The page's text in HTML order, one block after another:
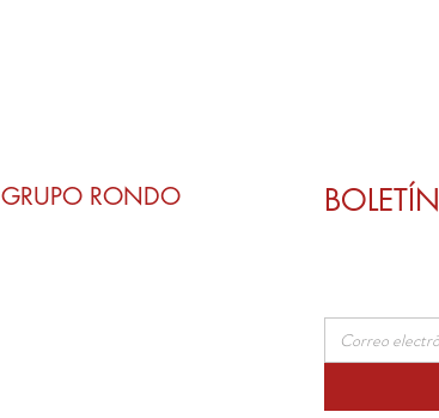
GRUPO RONDO BOLETÍN